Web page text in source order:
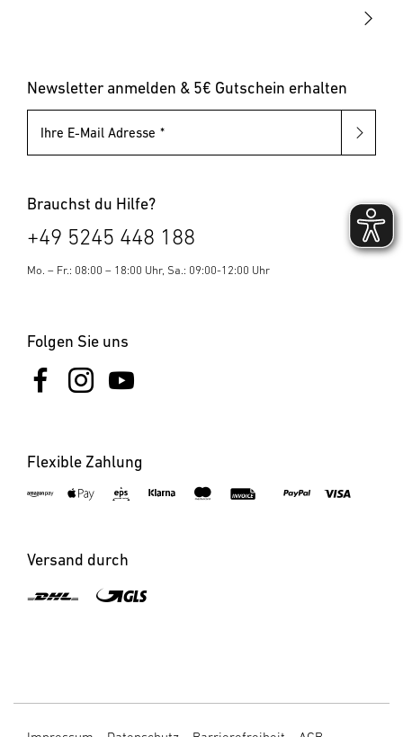
Pollerleuchten
Newsletter anmelden & 5€ Gutschein erhalten
Ihre E-Mail Adresse
Brauchst du Hilfe?
+49 5245 448 188
Mo. – Fr.: 08:00 – 18:00 Uhr, Sa.: 09:00-12:00 Uhr
Folgen Sie uns
Flexible Zahlung
Versand durch